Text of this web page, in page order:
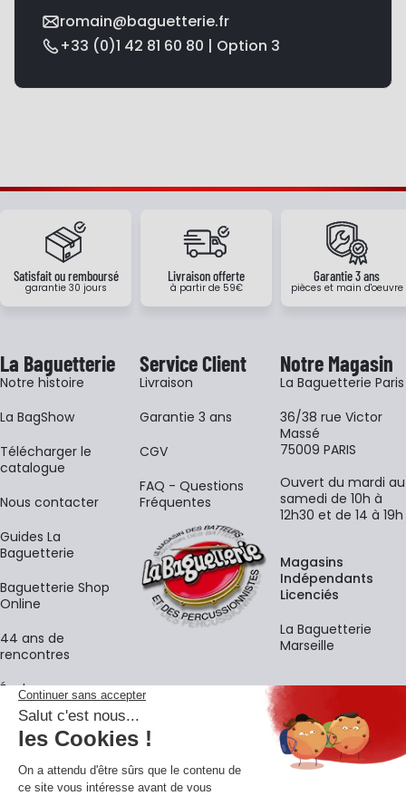
romain@baguetterie.fr
+33 (0)1 42 81 60 80 | Option 3
Satisfait ou remboursé
garantie 30 jours
Livraison offerte
à partir de 59€
Garantie 3 ans
pièces et main d'oeuvre
La Baguetterie
Notre histoire
La BagShow
​Télécharger le
catalogue
Nous contacter
Guides La
Baguetterie
Baguetterie Shop
Online
44 ans de
rencontres
Écoles
Service Client
Livraison
Garantie 3 ans
CGV
FAQ - Questions
Fréquentes
Notre Magasin
La Baguetterie Paris
36/38 rue Victor
Massé
75009 PARIS
Ouvert du mardi au
samedi de 10h à
12h30 et de 14 à 19h
Magasins
Indépendants
Licenciés
La Baguetterie
Marseille
La newsletter
Adresse e-mail
En vous inscrivant à notre newsletter, vous acceptez notre